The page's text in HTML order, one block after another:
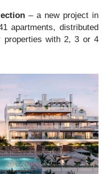
– a new project in
apartments, distributed
properties with 2, 3 or 4